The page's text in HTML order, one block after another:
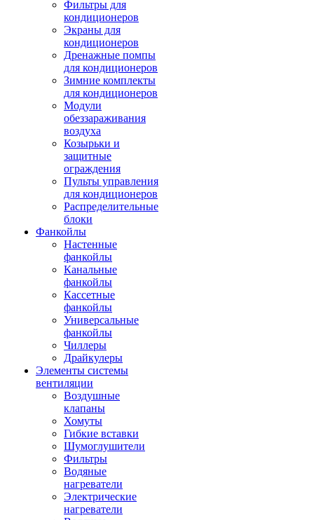
Фильтры для
кондиционеров
Экраны для
кондиционеров
Дренажные помпы
для кондиционеров
Зимние комплекты
для кондиционеров
Модули
обеззараживания
воздуха
Козырьки и
защитные
ограждения
Пульты управления
для кондиционеров
Распределительные
блоки
Фанкойлы
Настенные
фанкойлы
Канальные
фанкойлы
Кассетные
фанкойлы
Универсальные
фанкойлы
Чиллеры
Драйкулеры
Элементы системы
вентиляции
Воздушные
клапаны
Хомуты
Гибкие вставки
Шумоглушители
Фильтры
Водяные
нагреватели
Электрические
нагреватели